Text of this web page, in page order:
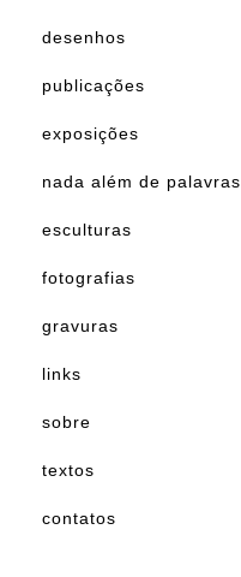
desenhos
publicações
exposições
nada além de palavras
esculturas
fotografias
gravuras
links
sobre
textos
contatos